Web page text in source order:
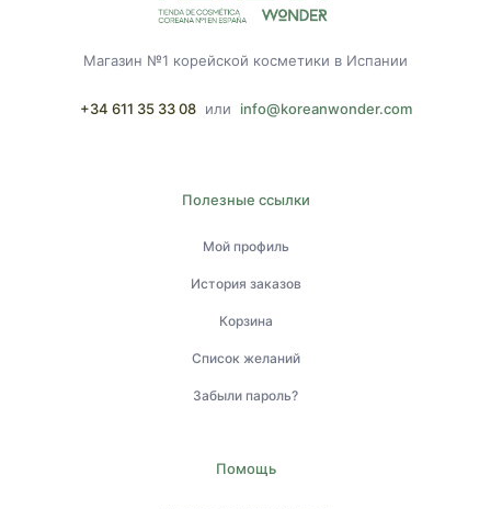
Магазин №1 корейской косметики в Испании
+34 611 35 33 08 или info@koreanwonder.com
Полезные ссылки
Мой профиль
История заказов
Корзина
Список желаний
Забыли пароль?
Помощь